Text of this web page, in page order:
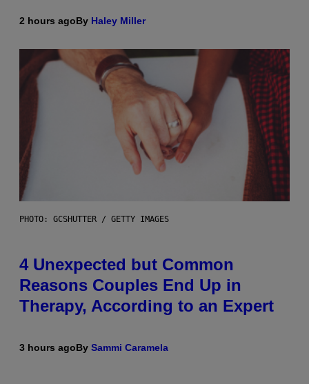
2 hours agoBy Haley Miller
PHOTO: GCSHUTTER / GETTY IMAGES
4 Unexpected but Common
Reasons Couples End Up in
Therapy, According to an Expert
3 hours agoBy Sammi Caramela